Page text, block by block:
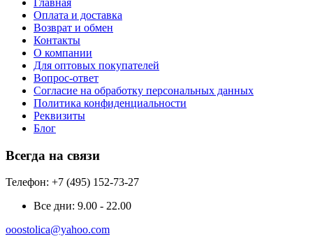
Главная
Оплата и доставка
Возврат и обмен
Контакты
О компании
Для оптовых покупателей
Вопрос-ответ
Согласие на обработку персональных данных
Политика конфиденциальности
Реквизиты
Блог
Всегда на связи
Телефон: +7 (495) 152-73-27
Все дни: 9.00 - 22.00
ooostolica@yahoo.com